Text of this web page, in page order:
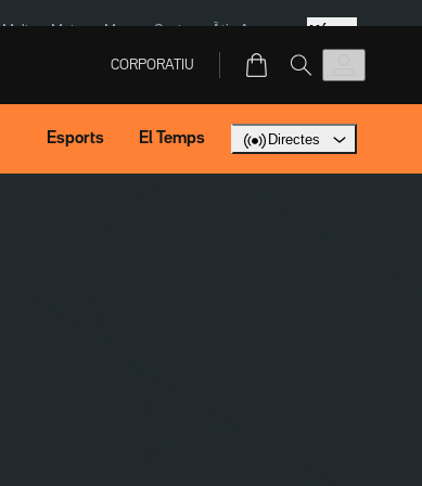
Multa a Meta Menors Ceuta Àtic Ayuso Més
CORPORATIU
Esports El Temps Directes